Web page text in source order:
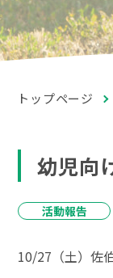
トップページ
幼児向
活動報告
10/27（土）佐